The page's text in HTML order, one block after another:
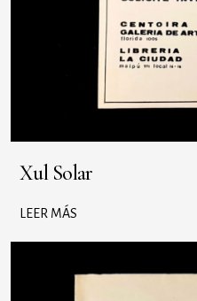
Xul Solar
LEER MÁS